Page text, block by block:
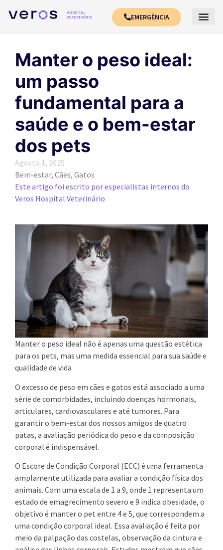
EMERGÊNCIA
Manter o peso ideal:
um passo
fundamental para a
saúde e o bem-estar
dos pets
Agosto 1, 2025
Bem-estar, Cães, Gatos
Este artigo foi escrito por especialistas internos do
Veros Hospital Veterinário
Manter o peso ideal não é apenas uma questão estética
para os pets, mas uma medida essencial para sua saúde e
qualidade de vida
O excesso de peso em cães e gatos está associado a uma
série de comorbidades, incluindo doenças hormonais,
articulares, cardiovasculares e até tumores. Para
garantir o bem-estar dos nossos amigos de quatro
patas, a avaliação periódica do peso e da composição
corporal é indispensável.
O Escore de Condição Corporal (ECC) é uma ferramenta
amplamente utilizada para avaliar a condição física dos
animais. Com uma escala de 1 a 9, onde 1 representa um
estado de emagrecimento severo e 9 indica obesidade, o
objetivo é manter o pet entre 4 e 5, que correspondem a
uma condição corporal ideal. Essa avaliação é feita por
meio da palpação das costelas, observação da cintura e